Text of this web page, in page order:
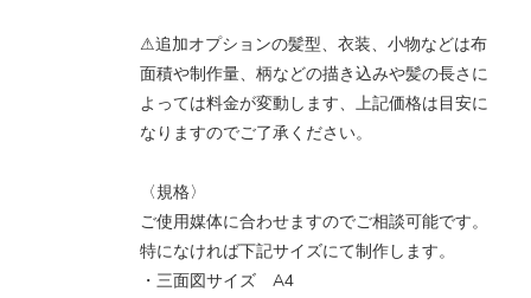
⚠︎追加オプションの髪型、衣装、小物などは布
面積や制作量、柄などの描き込みや髪の長さに
よっては料金が変動します、上記価格は目安に
なりますのでご了承ください。
〈規格〉
ご使用媒体に合わせますのでご相談可能です。
特になければ下記サイズにて制作します。
・三面図サイズ A4